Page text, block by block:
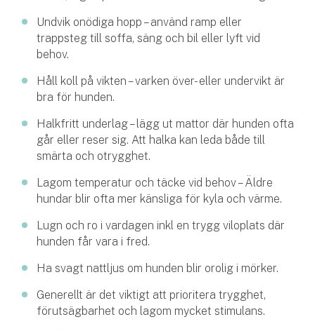
Undvik onödiga hopp – använd ramp eller
trappsteg till soffa, säng och bil eller lyft vid
behov.
Håll koll på vikten – varken över- eller undervikt är
bra för hunden.
Halkfritt underlag – lägg ut mattor där hunden ofta
går eller reser sig. Att halka kan leda både till
smärta och otrygghet.
Lagom temperatur och täcke vid behov – Äldre
hundar blir ofta mer känsliga för kyla och värme.
Lugn och ro i vardagen inkl en trygg viloplats där
hunden får vara i fred.
Ha svagt nattljus om hunden blir orolig i mörker.
Generellt är det viktigt att prioritera trygghet,
förutsägbarhet och lagom mycket stimulans.